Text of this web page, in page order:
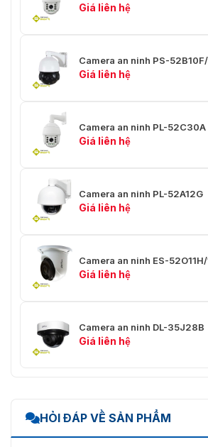
✅ Alarm I/O
✅ Khe cắm
thẻ nhớ SD
⭐ Tùy chọn
MẠNG
✅ Giao thức
DHCP,RTP,
ARP, DNS, DDNS
✅ Tối đa
Người dùng
⭐ Luồng chính: 3
✅ Web
Browser
⭐ IE, Chrome, Firefox
✅ Phạm vi
Pan / Tilt
⭐ Xoay: 0 ° ~ 360 °,
✅ Tốc độ
nghiêng
⭐ 0 ~ 240°/s
Giá liên hệ
Camera an ninh PS-
Giá liên hệ
Camera an ninh PL-52C30A
Giá liên hệ
Camera an ninh PL-52A12G
Giá liên hệ
Camera an ninh ES-
Giá liên hệ
Camera an ninh DL-35J28B
Giá liên hệ
HỎI ĐÁP VỀ SẢN PHẨM